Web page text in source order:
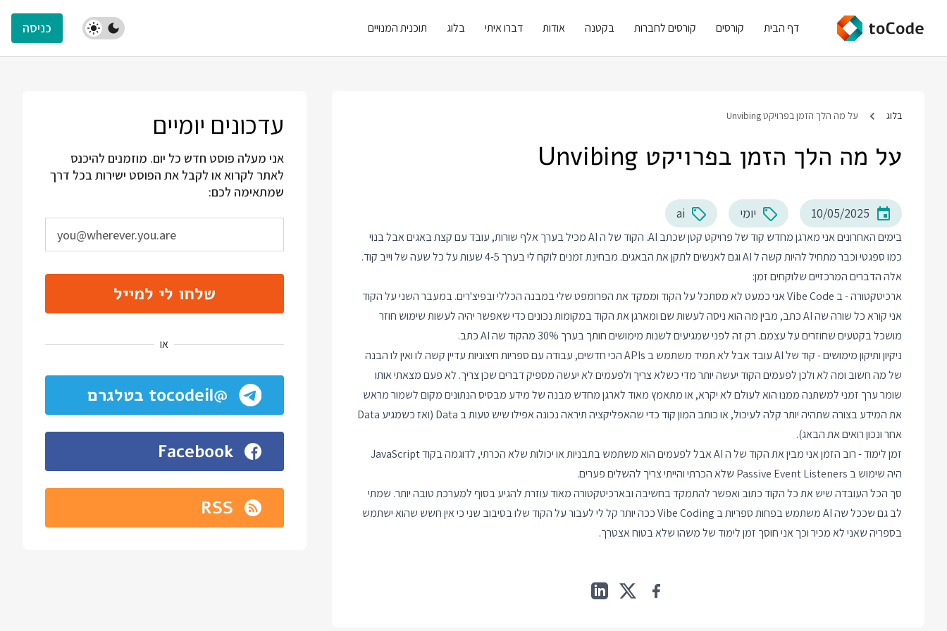
דף הבית קורסים קורסים לחברות בקטנה אודות דברו איתי בלוג תוכנית המנויים כניסה
בלוג על מה הלך הזמן בפרויקט Unvibing
על מה הלך הזמן בפרויקט Unvibing
10/05/2025 יומי ai
בימים האחרונים אני מארגן מחדש קוד של פרויקט קטן שכתב AI. הקוד של ה AI מכיל בערך אלף שורות, עובד עם קצת באגים אבל בנוי
כמו ספגטי וכבר מתחיל להיות קשה ל AI וגם לאנשים לתקן את הבאגים. מבחינת זמנים לוקח לי בערך 4-5 שעות על כל שעה של וייב קוד.
אלה הדברים המרכזיים שלוקחים זמן:
ארכיטקטורה - ב Vibe Code אני כמעט לא מסתכל על הקוד וממקד את הפרומפט שלי במבנה הכללי ובפיצ'רים. במעבר השני על הקוד
אני קורא כל שורה שה AI כתב, מבין מה הוא ניסה לעשות שם ומארגן את הקוד במקומות נכונים כדי שאפשר יהיה לעשות שימוש חוזר
מושכל בקטעים שחוזרים על עצמם. רק זה לפני שמגיעים לשנות מימושים חותך בערך 30% מהקוד שה AI כתב.
ניקיון ותיקון מימושים - קוד של AI עובד אבל לא תמיד משתמש ב APIs הכי חדשים, עבודה עם ספריות חיצוניות עדיין קשה לו ואין לו הבנה
של מה חשוב ומה לא ולכן לפעמים הקוד יעשה יותר מדי כשלא צריך ולפעמים לא יעשה מספיק דברים שכן צריך. לא פעם מצאתי אותו
שומר ערך זמני למשתנה ממנו הוא לעולם לא יקרא, או מתאמץ מאוד לארגן מחדש מבנה של מידע מבסיס הנתונים מקום לשמור מראש
את המידע בצורה שתהיה יותר קלה לעיכול, או כותב המון קוד כדי שהאפליקציה תיראה נכונה אפילו שיש טעות ב Data (ואז כשמגיע Data
אחר ונכון רואים את הבאג).
זמן לימוד - רוב הזמן אני מבין את הקוד של ה AI אבל לפעמים הוא משתמש בתבניות או יכולות שלא הכרתי, לדוגמה בקוד JavaScript
היה שימוש ב Passive Event Listeners שלא הכרתי והייתי צריך להשלים פערים.
סך הכל העובדה שיש את כל הקוד כתוב ואפשר להתמקד בחשיבה ובארכיטקטורה מאוד עוזרת להגיע בסוף למערכת טובה יותר. שמתי
לב גם שככל שה AI משתמש בפחות ספריות ב Vibe Coding ככה יותר קל לי לעבור על הקוד שלו בסיבוב שני כי אין חשש שהוא ישתמש
בספריה שאני לא מכיר וכך אני חוסך זמן לימוד של משהו שלא בטוח אצטרך.
עדכונים יומיים
אני מעלה פוסט חדש כל יום. מוזמנים להיכנס
לאתר לקרוא או לקבל את הפוסט ישירות בכל דרך
שמתאימה לכם:
שלחו לי למייל
או
@tocodeil בטלגרם
Facebook
RSS